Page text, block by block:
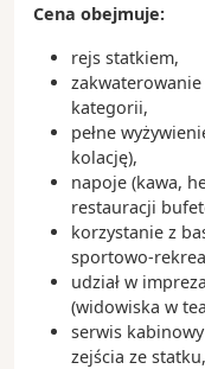
Cena obejmuje:
rejs statkiem,
kategorii,
pełne
kolację),
napoje (kawa,
restauracji
korzystanie z
sportowo-
udział w
(widowiska w
serwis
zejścia ze